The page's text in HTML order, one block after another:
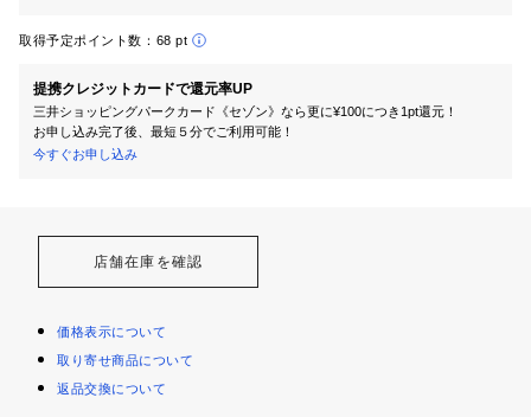
取得予定ポイント数： 68 pt
提携クレジットカードで還元率UP
三井ショッピングパークカード《セゾン》なら更に¥100につき1pt還元！
お申し込み完了後、最短５分でご利用可能！
今すぐお申し込み
店舗在庫を確認
価格表示について
取り寄せ商品について
返品交換について